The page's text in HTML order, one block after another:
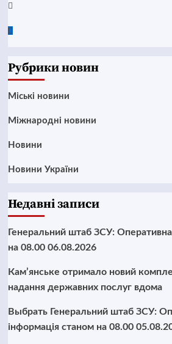
Twitter
Google
Рубрики новин
Mіські новини
Міжнародні новини
Новини
Новини України
Недавні записи
Генеральний штаб ЗСУ:
на 08.00 06.08.2026
Кам’янське отримало новий
надання державних послуг вдома
Выбрать Генеральний штаб ЗСУ:
інформація станом на 08.00